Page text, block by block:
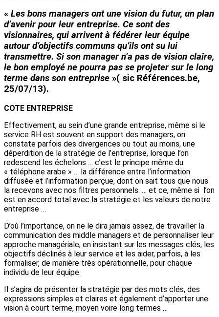
« Les bons managers ont une vision du futur, un plan
d’avenir pour leur entreprise. Ce sont des
visionnaires, qui arrivent à fédérer leur équipe
autour d’objectifs communs qu’ils ont su lui
transmettre. Si son manager n’a pas de vision claire,
le bon employé ne pourra pas se projeter sur le long
terme dans son entreprise »( sic Références.be,
25/07/13).
COTE ENTREPRISE
Effectivement, au sein d’une grande entreprise, même si le
service RH est souvent en support des managers, on
constate parfois des divergences ou tout au moins, une
déperdition de la stratégie de l’entreprise, lorsque l’on
redescend les échelons … c’est le principe même du
« téléphone arabe » … la différence entre l’information
diffusée et l’information perçue, dont on sait tous que nous
la recevons avec nos filtres personnels. … et ce, même si l’on
est en accord total avec la stratégie et les valeurs de notre
entreprise …
D’où l’importance, on ne le dira jamais assez, de travailler la
communication des middle managers et de personnaliser leur
approche managériale, en insistant sur les messages clés, les
objectifs déclinés à leur service et les aider, parfois, à les
formaliser, de manière très opérationnelle, pour chaque
individu de leur équipe.
Il s’agira de présenter la stratégie par des mots clés, des
expressions simples et claires et également d’apporter une
vision à court terme, moyen voire long termes …